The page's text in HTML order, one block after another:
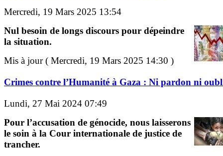
Mercredi, 19 Mars 2025 13:54
Nul besoin de longs discours pour dépeindre
la situation.
Mis à jour ( Mercredi, 19 Mars 2025 14:30 )
Crimes contre l’Humanité à Gaza : Ni pardon ni
Lundi, 27 Mai 2024 07:49
Pour l’accusation de génocide, nous laisserons
le soin à la Cour internationale de justice de
trancher.